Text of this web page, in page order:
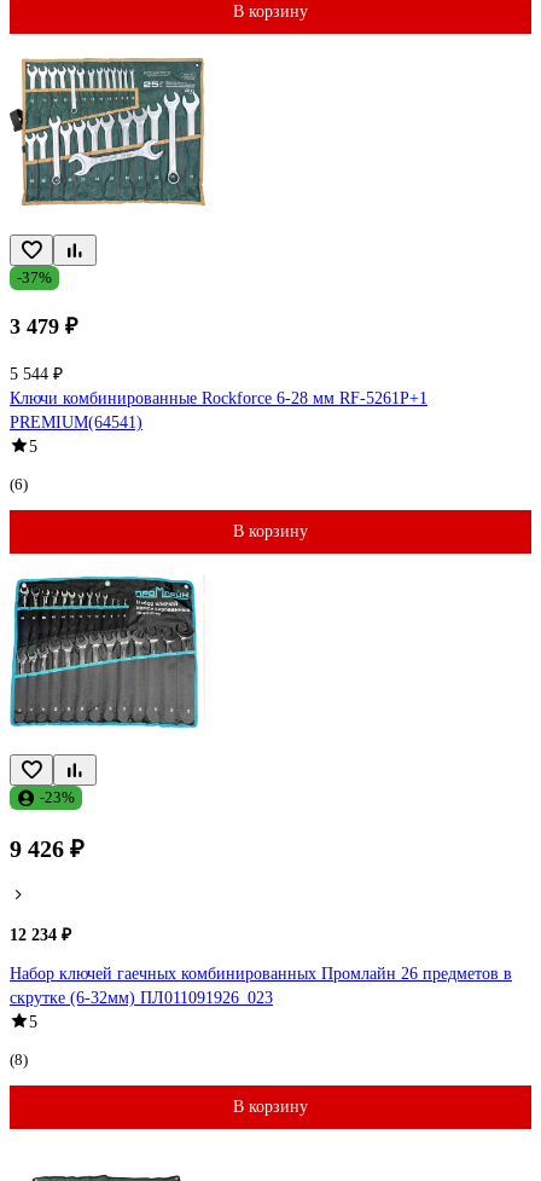
В корзину
-37%
3 479 ₽
5 544 ₽
Ключи комбинированные Rockforce 6-28 мм RF-5261P+1
PREMIUM(64541)
5
(6)
В корзину
-23%
9 426 ₽
12 234 ₽
Набор ключей гаечных комбинированных Промлайн 26 предметов в
скрутке (6-32мм) ПЛ011091926_023
5
(8)
В корзину